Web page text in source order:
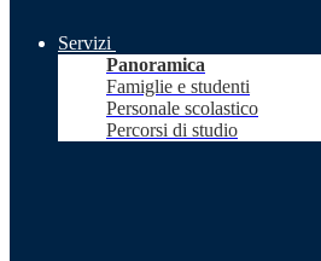
Servizi
Panoramica
Famiglie e studenti
Personale scolastico
Percorsi di studio